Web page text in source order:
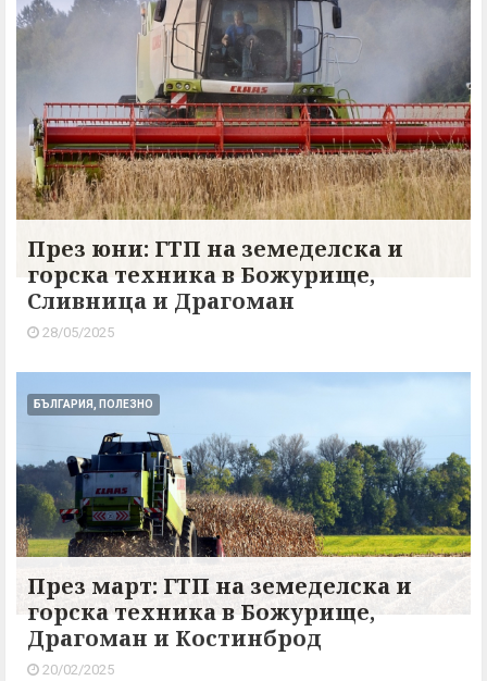
През юни: ГТП на земеделска и
горска техника в Божурище,
Сливница и Драгоман
28/05/2025
БЪЛГАРИЯ, ПОЛЕЗНО
През март: ГТП на земеделска и
горска техника в Божурище,
Драгоман и Костинброд
20/02/2025